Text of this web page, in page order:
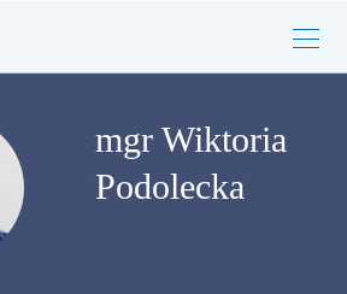
mgr Wiktoria
Podolecka